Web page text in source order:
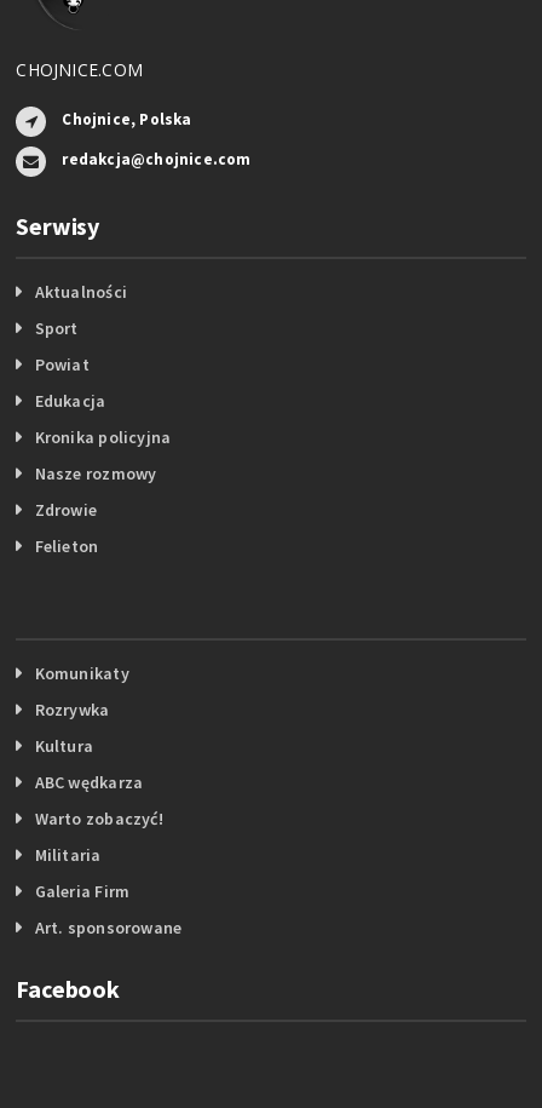
CHOJNICE.COM
Chojnice, Polska
redakcja@chojnice.com
Serwisy
Aktualności
Sport
Powiat
Edukacja
Kronika policyjna
Nasze rozmowy
Zdrowie
Felieton
Komunikaty
Rozrywka
Kultura
ABC wędkarza
Warto zobaczyć!
Militaria
Galeria Firm
Art. sponsorowane
Facebook